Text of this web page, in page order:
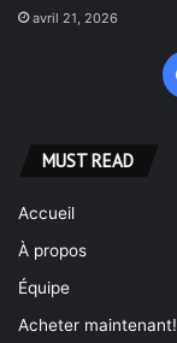
avril 21, 2026
MUST READ
Accueil
À propos
Équipe
Acheter maintenant!